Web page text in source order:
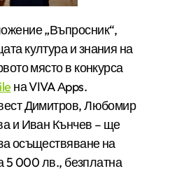
култура и знания на
място в конкурса
на VIVA Аpps.
Димитров, Любомир
и Иван Кънчев – ще
осъществяване на
5 000 лв., безплатна